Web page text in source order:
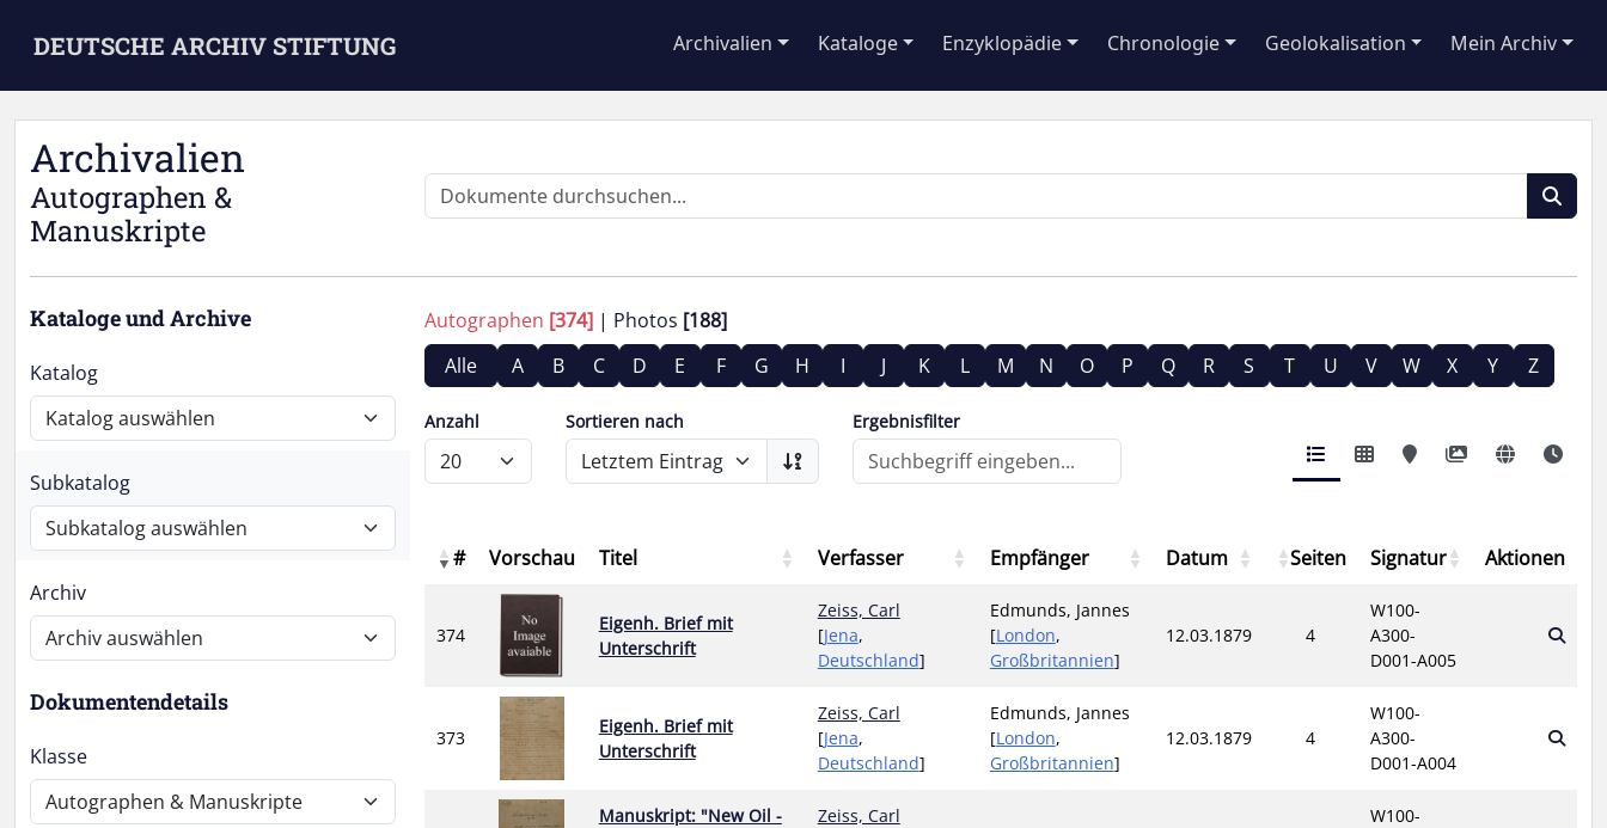
DEUTSCHE ARCHIV STIFTUNG Archivalien Kataloge Enzyklopädie Chronologie Geolokalisation Mein Archiv
Archivalien
Autographen &
Manuskripte
Kataloge und Archive
Katalog
Subkatalog
Archiv
Dokumentendetails
Klasse
Autographen [374] Photos [188]
Alle
A B C D E F G H I J K L M N O P Q R S T U V W X Y Z
Anzahl Sortieren nach Ergebnisfilter
# Vorschau Titel Verfasser Empfänger Datum Seiten Signatur Aktionen
374
Eigenh. Brief mit
Unterschrift
Zeiss, Carl
[Jena,
Deutschland]
Edmunds, Jannes
[London,
Großbritannien]
12.03.1879 4
W100-
A300-
D001-A005
373
Eigenh. Brief mit
Unterschrift
Zeiss, Carl
[Jena,
Deutschland]
Edmunds, Jannes
[London,
Großbritannien]
12.03.1879 4
W100-
A300-
D001-A004
Manuskript: "New Oil -
Zeiss, Carl
W100-